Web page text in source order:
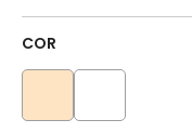
COR